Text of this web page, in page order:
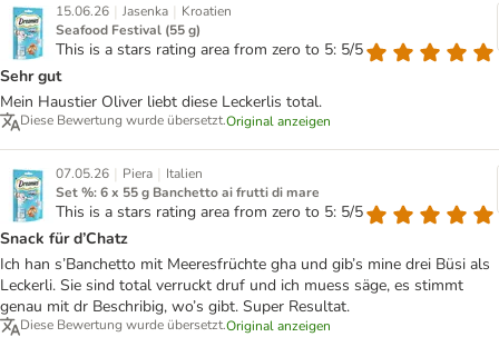
15.06.26 | Jasenka | Kroatien
Seafood Festival (55 g)
This is a stars rating area from zero to 5: 5/5
Sehr gut
Mein Haustier Oliver liebt diese Leckerlis total.
Diese Bewertung wurde übersetzt.Original anzeigen
07.05.26 | Piera | Italien
Set %: 6 x 55 g Banchetto ai frutti di mare
This is a stars rating area from zero to 5: 5/5
Snack für d’Chatz
Ich han s’Banchetto mit Meeresfrüchte gha und gib’s mine drei Büsi als
Leckerli. Sie sind total verruckt druf und ich muess säge, es stimmt
genau mit dr Beschribig, wo’s gibt. Super Resultat.
Diese Bewertung wurde übersetzt.Original anzeigen